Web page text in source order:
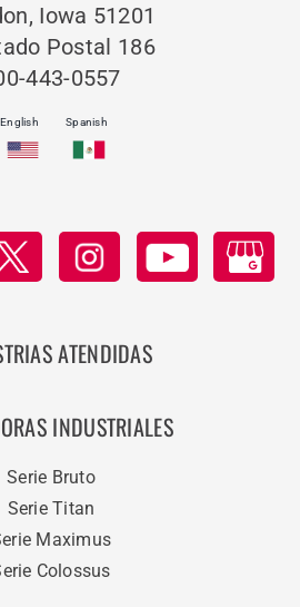
Iowa 51201
Postal 186
443-0557
English Spanish
ATENDIDAS
INDUSTRIALES
Serie Bruto
Serie Titan
Maximus
Colossus